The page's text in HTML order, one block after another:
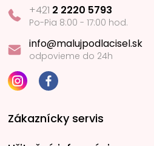
+421 2 2220 5793
Po-Pia 8:00 - 17:00 hod.
info@malujpodlacisel.sk
odpovieme do 24h
Zákaznícky servis